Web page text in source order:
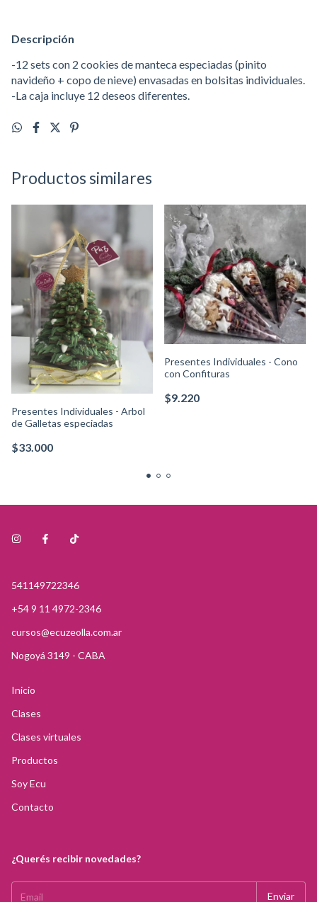
Descripción
-12 sets con 2 cookies de manteca especiadas (pinito
navideño + copo de nieve) envasadas en bolsitas individuales.
-La caja incluye 12 deseos diferentes.
Productos similares
Presentes Individuales - Arbol
de Galletas especiadas
$33.000
Presentes Individuales - Cono
con Confituras
$9.220
541149722346
+54 9 11 4972-2346
cursos@ecuzeolla.com.ar
Nogoyá 3149 - CABA
Inicio
Clases
Clases virtuales
Productos
Soy Ecu
Contacto
¿Querés recibir novedades?